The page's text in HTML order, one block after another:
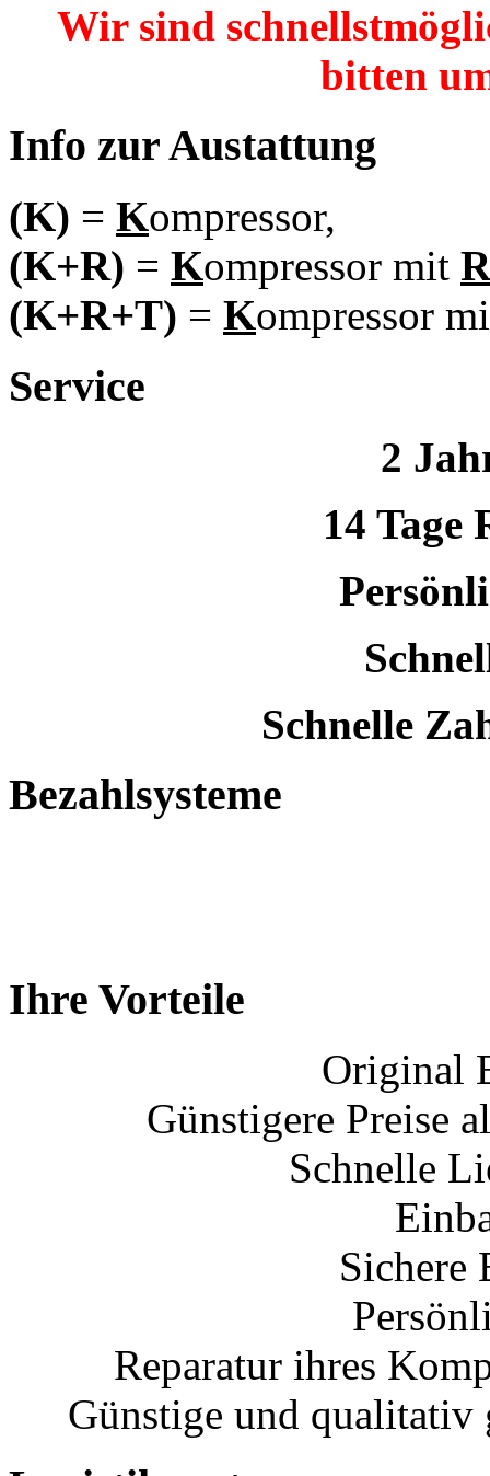
Wir sind
bitten
Info zur Austattung
(K) = Kompressor,
(K+R) = Kompressor mit R
(K+R+T) = Kompressor
Service
2
14 Tage
Schnelle
Bezahlsysteme
Ihre Vorteile
Original
Günstigere Preise
Schnelle
Sichere
Reparatur ihres
Günstige und